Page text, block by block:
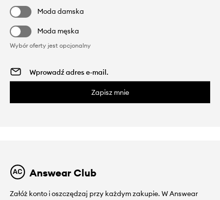
Moda damska
Moda męska
Wybór oferty jest opcjonalny
Zapisz mnie
Answear Club
Załóż konto i oszczędzaj przy każdym zakupie. W Answear